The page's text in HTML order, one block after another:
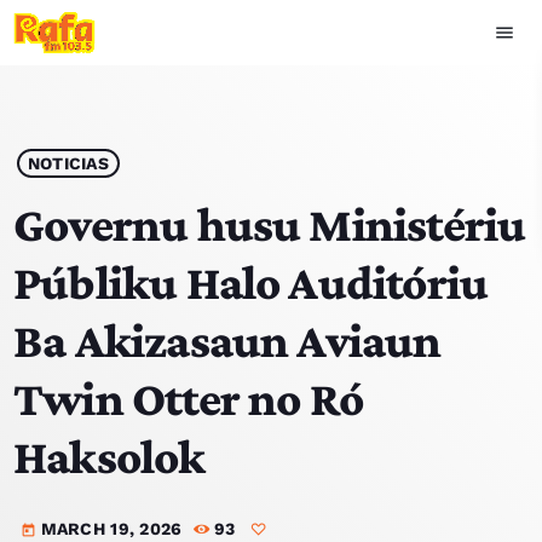
menu
play_arrow OUVIR RAFA
HOME
NOTISIA
EKIPA
TOP 15
PODCAST SIRA
NOTICIAS
Governu husu Ministériu
Públiku Halo Auditóriu
Ba Akizasaun Aviaun
Twin Otter no Ró
Haksolok
today MARCH 19, 2026 93